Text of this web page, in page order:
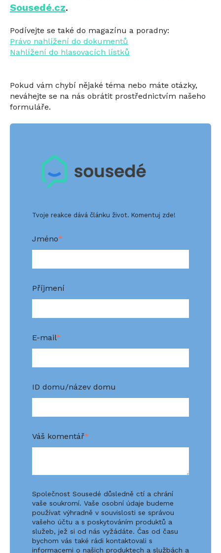
Sousedé.cz.
Podívejte se také do magazínu a poradny:
Právo nahlížení do dokumentů
Nahlížení do hlasovacích lístků
Pokud vám chybí nějaké téma nebo máte otázky,
neváhejte se na nás obrátit prostřednictvím našeho
formuláře.
Tvoje reakce dává článku život. Komentuj zde!
Jméno*
Příjmení
E-mail*
ID domu/název domu
Váš komentář*
Společnost Sousedé důsledně ctí a chrání
vaše soukromí. Vaše osobní údaje budeme
používat výhradně v souvislosti se správou
vašeho účtu a s poskytováním produktů a
služeb, jež si od nás vyžádáte. Čas od času
bychom vás také rádi kontaktovali s
informacemi o našich produktech a službách a